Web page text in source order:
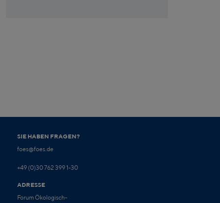
SIE HABEN FRAGEN?
foes@foes.de
+49 (0)30 762 399 1-30
ADRESSE
Forum Ökologisch-